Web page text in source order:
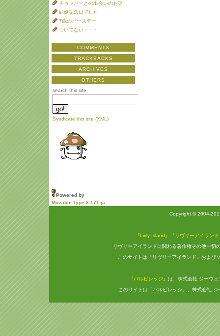
チョッパーとの出会いのお話
結婚記念日でした
7歳のバースデー
ついてない・・・
COMMENTS
TRACKBACKS
ARCHIVES
OTHERS
search this site
Syndicate this site (XML)
Powered by
Movable Type 3.171-ja
Copyright © 2004-
『Livly Island』『リヴリーアイランド
リヴリーアイランドに関わる著作権その他一切
このサイトは『リヴリーアイランド』および
『バルビレッジ』 は、株式会社 ジーウ
このサイトは「バルビレッジ」、株式会社